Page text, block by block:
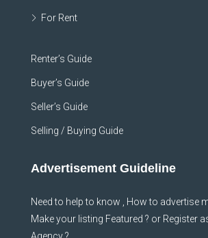
For Rent
Renter’s Guide
Buyer’s Guide
Seller’s Guide
Selling / Buying Guide
Advertisement Guideline
Need to help to know , How to advertise
Make your listing Featured ? or Register
Agency ?